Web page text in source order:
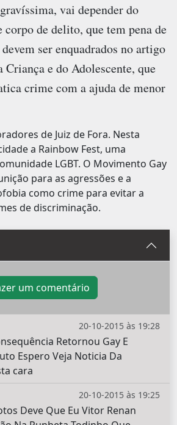
vai depender do
de delito, que tem pena de
ser enquadrados no artigo
Criança e do Adolescente, que
crime com a ajuda de menor
de Juiz de Fora. Nesta
a Rainbow Fest, uma
LGBT. O Movimento Gay
para as agressões e a
como crime para evitar a
de discriminação.
um comentário
20-10-2015 às 19:28
Retornou Gay E
Espero Veja Noticia Da
cara
20-10-2015 às 19:25
Deve Que Eu Vitor Renan